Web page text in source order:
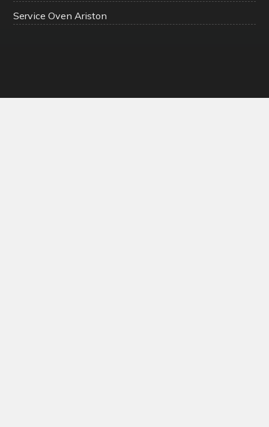
Service Oven Ariston